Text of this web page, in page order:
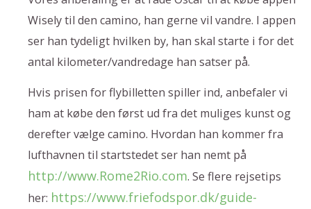
Wisely til den camino, han gerne vil vandre. I appen
ser han tydeligt hvilken by, han skal starte i for det
antal kilometer/vandredage han satser på.
Hvis prisen for flybilletten spiller ind, anbefaler vi
ham at købe den først ud fra det muliges kunst og
derefter vælge camino. Hvordan han kommer fra
lufthavnen til startstedet ser han nemt på
http://www.Rome2Rio.com. Se flere rejsetips
her: https://www.friefodspor.dk/guide-